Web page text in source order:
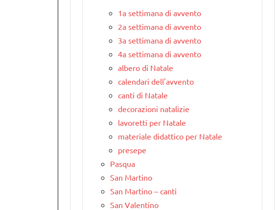
1a settimana di avvento
2a settimana di avvento
3a settimana di avvento
4a settimana di avvento
albero di Natale
calendari dell'avvento
canti di Natale
decorazioni natalizie
lavoretti per Natale
materiale didattico per Natale
presepe
Pasqua
San Martino
San Martino – canti
San Valentino